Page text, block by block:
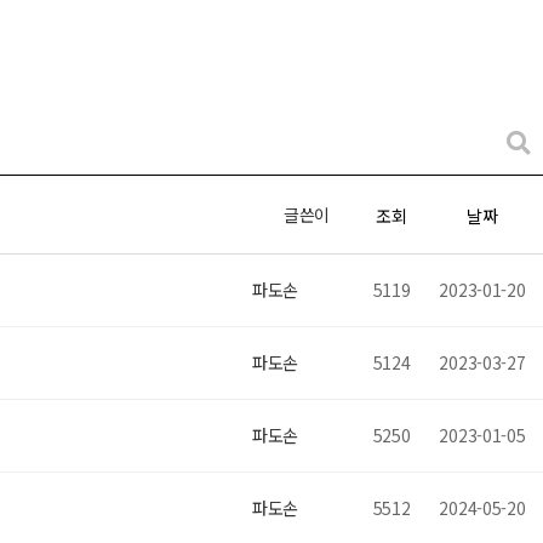
글쓴이 조회 날짜
파도손 5119 2023-01-20
파도손 5124 2023-03-27
파도손 5250 2023-01-05
파도손 5512 2024-05-20